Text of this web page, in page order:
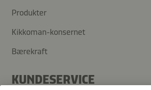
Produkter
Kikkoman-konsernet
Bærekraft
KUNDESERVICE